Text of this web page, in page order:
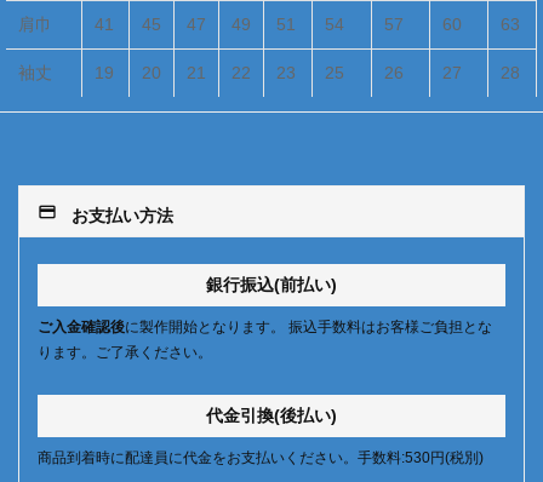
肩巾 41 45 47 49 51 54 57 60 63
袖丈 19 20 21 22 23 25 26 27 28
payment お支払い方法
銀行振込(前払い)
ご入金確認後に製作開始となります。 振込手数料はお客様ご負担とな
ります。ご了承ください。
代金引換(後払い)
商品到着時に配達員に代金をお支払いください。手数料:530円(税別)